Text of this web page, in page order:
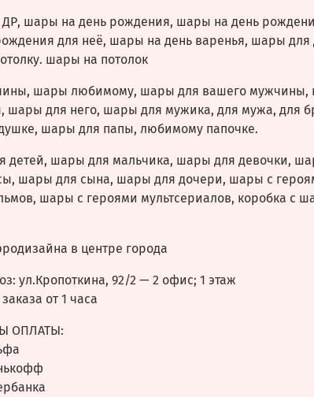
шары на день рождения, шары на день
для неё, шары на день варенья, шары
шары на потолок
шары любимому, шары для вашего мужчины,
шары для него, шары для мужика, для мужа, для
шары для папы, любимому папочке.
детей, шары для мальчика, шары для девочки,
шары для сына, шары для дочери, шары с
шары с героями мультсериалов, коробка с
в центре города
ул.Кропоткина, 92/2 — 2 офис; 1 этаж
от 1 часа
ОПЛАТЫ: